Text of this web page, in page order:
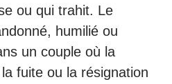
ou qui trahit. Le
humilié ou
un couple où la
fuite ou la résignation